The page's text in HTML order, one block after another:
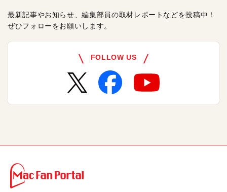
最新記事やお知らせ、編集部員の取材レポートなどを投稿中！
ぜひフォローをお願いします。
FOLLOW US